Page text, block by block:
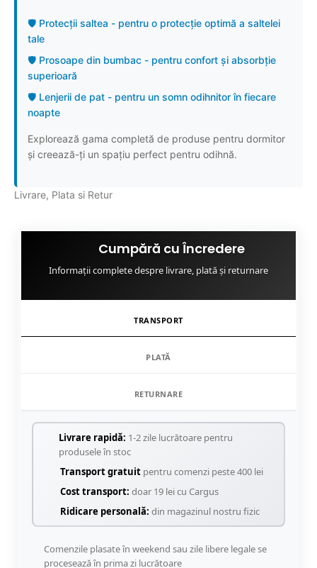
🛡️ Protecții saltea - pentru o protecție optimă a saltelei
tale
🛡️ Prosoape din bumbac - pentru confort și absorbție
superioară
🛡️ Lenjerii de pat - pentru un somn odihnitor în fiecare
noapte
Explorează gama completă de produse pentru dormitor
și creează-ți un spațiu perfect pentru odihnă.
Livrare, Plata si Retur
Cumpără cu Încredere
Informații complete despre livrare, plată și returnare
TRANSPORT
PLATĂ
RETURNARE
Livrare rapidă: 1-2 zile lucrătoare pentru
produsele în stoc
Transport gratuit pentru comenzi peste 400 lei
Cost transport: doar 19 lei cu Cargus
Ridicare personală: din magazinul nostru fizic
Comenzile plasate în weekend sau zile libere legale se
procesează în prima zi lucrătoare